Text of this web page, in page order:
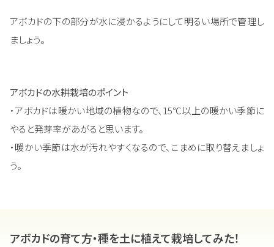
アボカドの下の部分が水に浸かるようにして明るい場所で管理し
ましょう。
アボカドの水耕栽培のポイント
・アボカドは暖かい地域の植物なので、15℃以上の暖かい季節に
やると発芽率があがると思います。
・暖かい季節は水が汚れやすくなるので、こまめに取り替えましょ
う。
アボカドの育て方・種を土に植えて栽培してみた！